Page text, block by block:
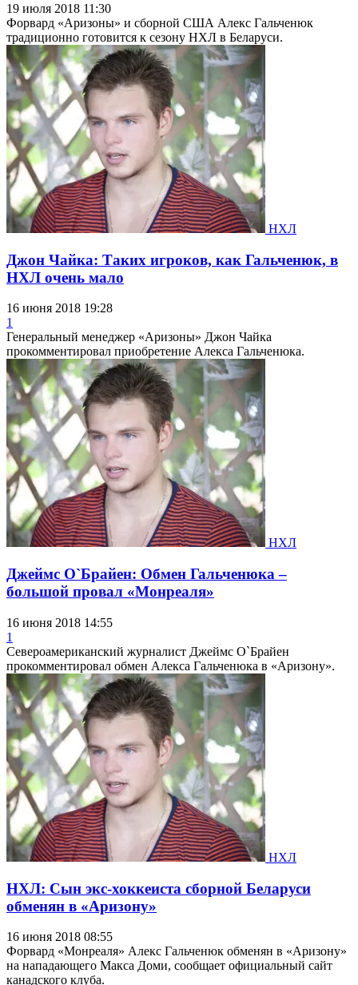
19 июля 2018 11:30
Форвард «Аризоны» и сборной США Алекс Гальченюк
традиционно готовится к сезону НХЛ в Беларуси.
НХЛ
Джон Чайка: Таких игроков, как Гальченюк, в
НХЛ очень мало
16 июня 2018 19:28
1
Генеральный менеджер «Аризоны» Джон Чайка
прокомментировал приобретение Алекса Гальченюка.
НХЛ
Джеймс О`Брайен: Обмен Гальченюка –
большой провал «Монреаля»
16 июня 2018 14:55
1
Североамериканский журналист Джеймс О`Брайен
прокомментировал обмен Алекса Гальченюка в «Аризону».
НХЛ
НХЛ: Сын экс-хоккеиста сборной Беларуси
обменян в «Аризону»
16 июня 2018 08:55
Форвард «Монреаля» Алекс Гальченюк обменян в «Аризону»
на нападающего Макса Доми, сообщает официальный сайт
канадского клуба.